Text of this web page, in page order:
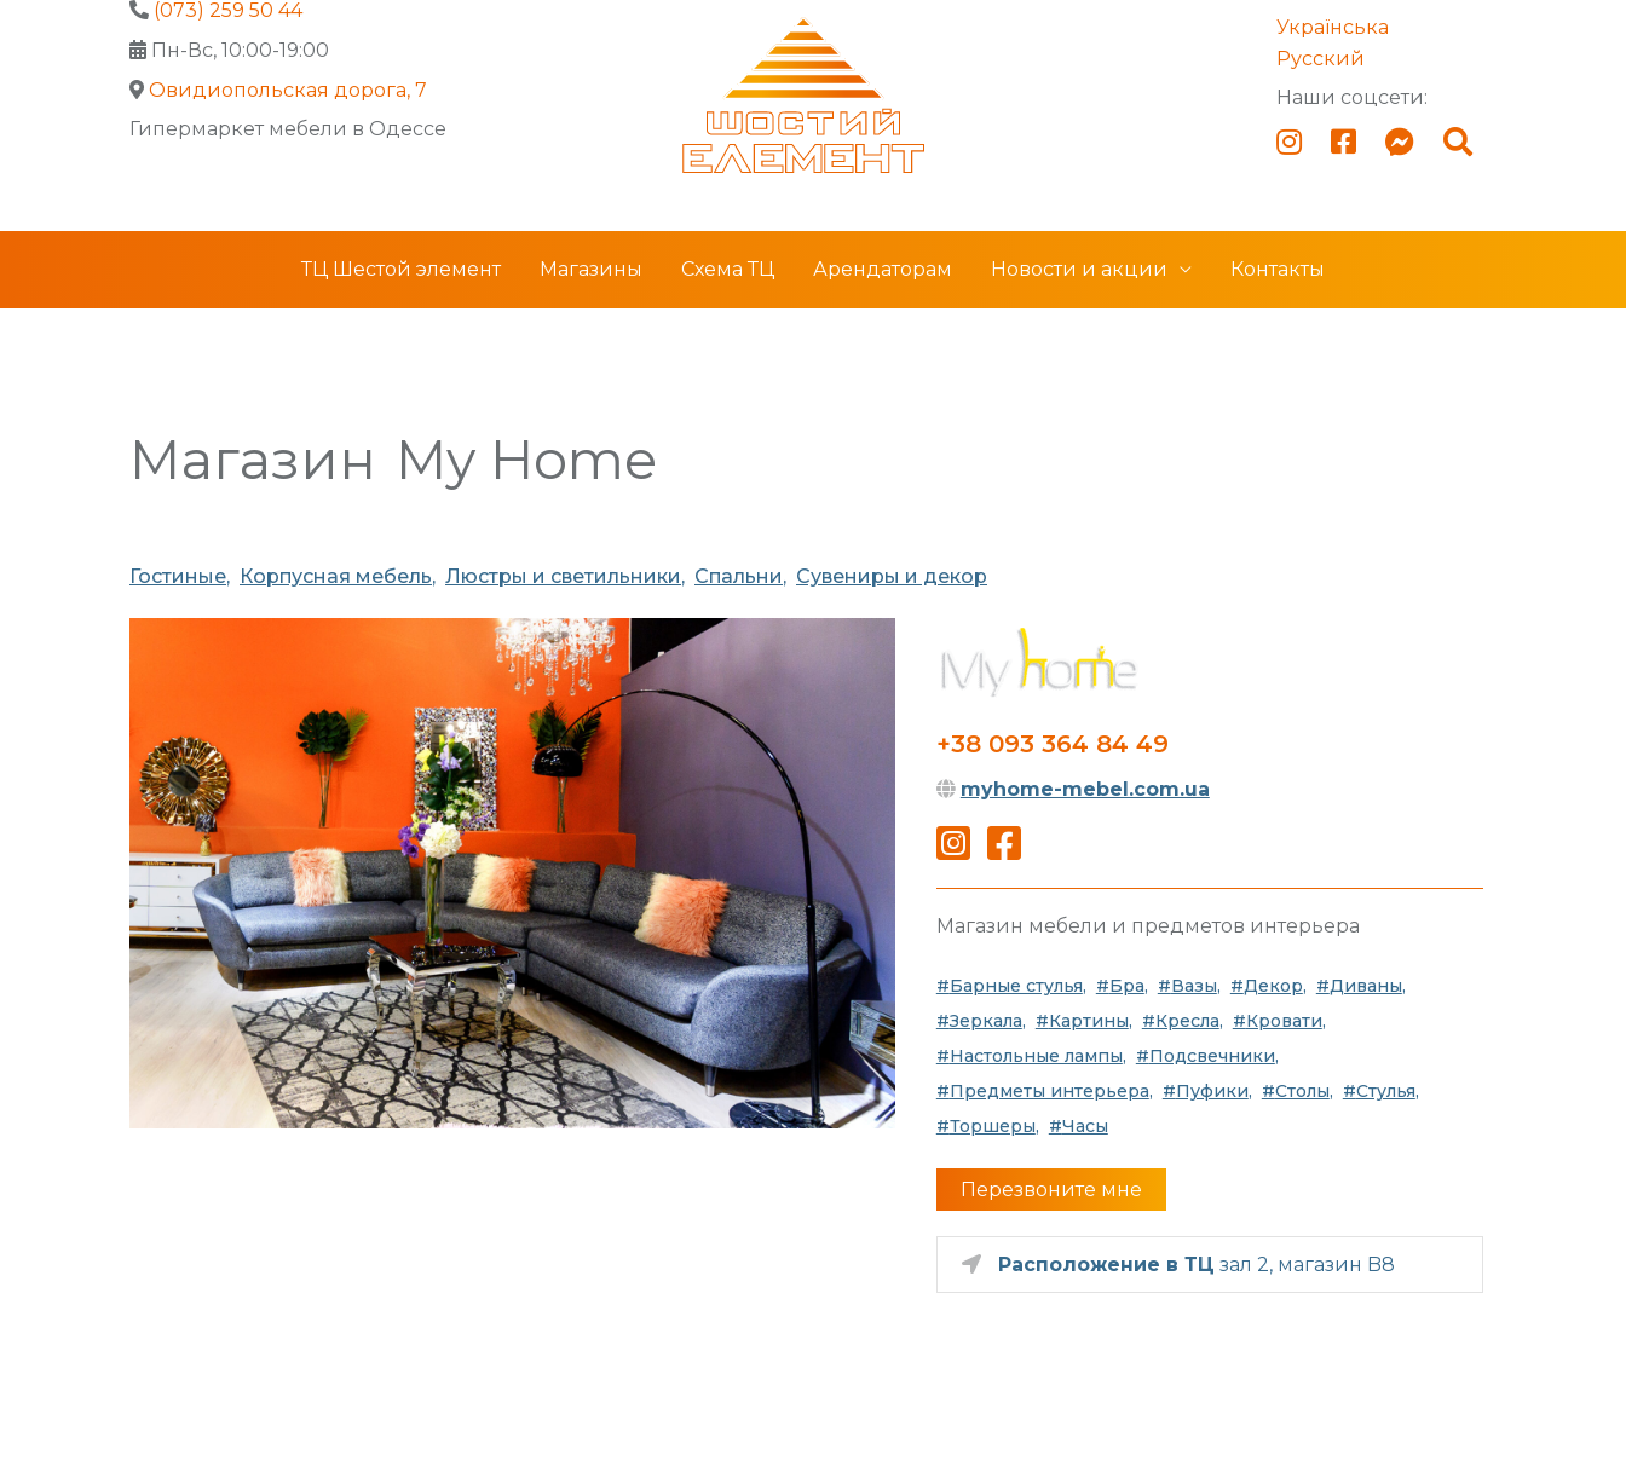
(073) 259 50 44
Пн-Вс, 10:00-19:00
Овидиопольская дорога, 7
Гипермаркет мебели в Одессе
Українська
Русский
Наши соцсети:
ТЦ Шестой элемент Магазины Схема ТЦ Арендаторам Новости и акции Контакты
Магазин My Home
Гостиные Корпусная мебель Люстры и светильники Спальни Сувениры и декор
+38 093 364 84 49
myhome-mebel.com.ua
Магазин мебели и предметов интерьера
Барные стулья Бра Вазы Декор
Диваны
Зеркала
Картины Кресла
Кровати
Настольные лампы
Подсвечники
Предметы интерьера
Пуфики Столы
Стулья
Торшеры
Часы
Перезвоните мне
Расположение в ТЦ зал 2, магазин B8